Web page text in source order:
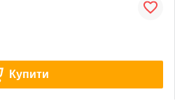
Купити